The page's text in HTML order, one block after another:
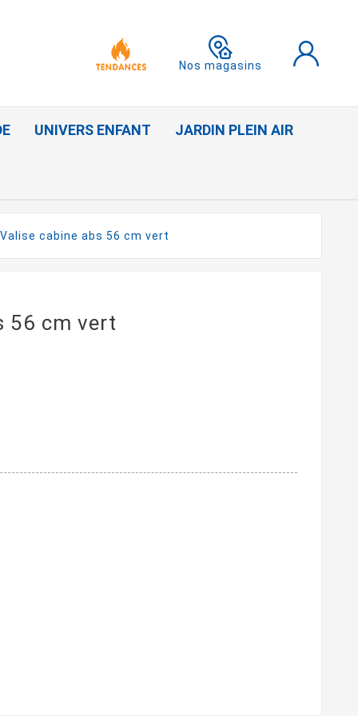
Nos magasins
UNIVERS ENFANT JARDIN PLEIN AIR
Valise cabine abs 56 cm vert
56 cm vert